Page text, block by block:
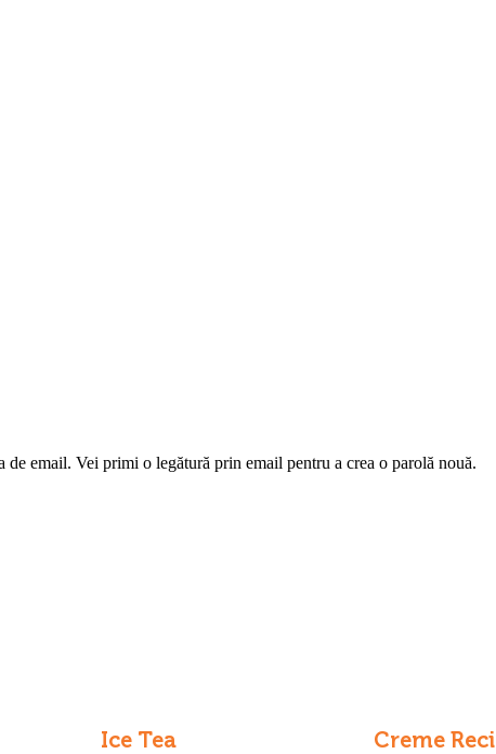
email. Vei primi o legătură prin email pentru a crea o parolă nouă.
Ice Tea
Creme Reci